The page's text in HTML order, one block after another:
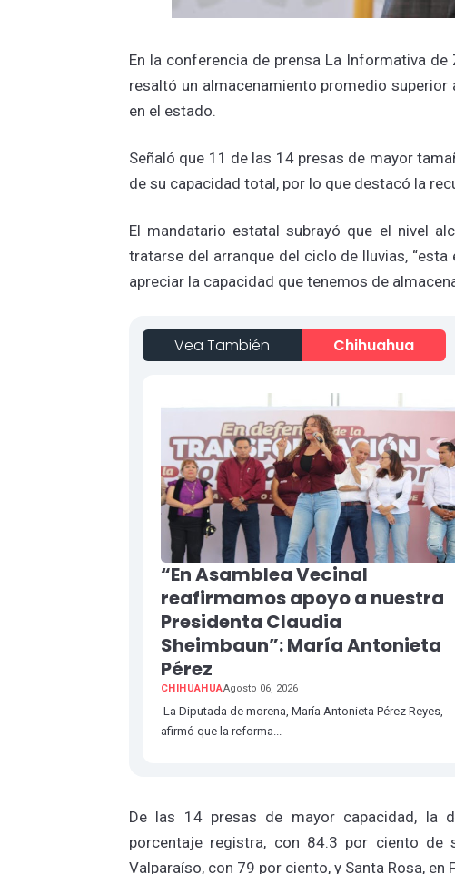
En la conferencia de prensa La Informativa
resaltó un almacenamiento promedio
en el estado.
Señaló que 11 de las 14 presas de mayor
de su capacidad total, por lo que destacó la
El mandatario estatal subrayó que el nivel
tratarse del arranque del ciclo de lluvias,
apreciar la capacidad que tenemos de
Vea También Chihuahua
“En Asamblea Vecinal
reafirmamos apoyo a nuestra
Presidenta Claudia
Sheimbaun”: María Antonieta
Pérez
CHIHUAHUAAgosto 06, 2026
La Diputada de morena, María Antonieta Pérez Reyes,
afirmó que la reforma...
De las 14 presas de mayor capacidad, la
porcentaje registra, con 84.3 por ciento de
Valparaíso, con 79 por ciento, y Santa Rosa, en